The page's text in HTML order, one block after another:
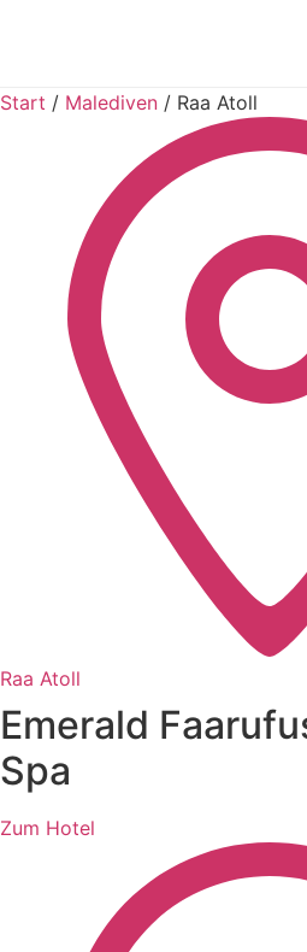
Start / Malediven / Raa Atoll
Raa Atoll
Emerald
Spa
Zum Hotel